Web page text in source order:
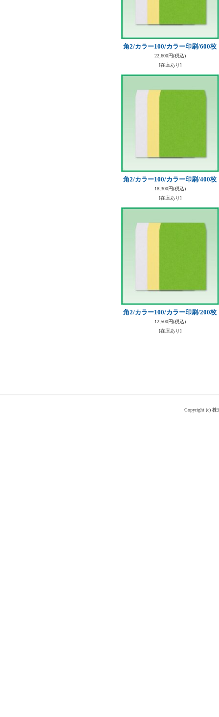
角2/カラー100/カラー印刷/600枚
22,600円(税込)
[在庫あり]
角2/カラー100/カラー印刷/400枚
18,300円(税込)
[在庫あり]
角2/カラー100/カラー印刷/200枚
12,500円(税込)
[在庫あり]
Copyright (c)